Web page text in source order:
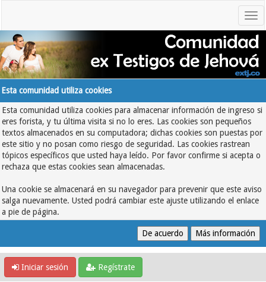
Esta comunidad utiliza cookies
Esta comunidad utiliza cookies para almacenar información de ingreso si
eres forista, y tu última visita si no lo eres. Las cookies son pequeños
textos almacenados en su computadora; dichas cookies son puestas por
este sitio y no posan como riesgo de seguridad. Las cookies rastrean
tópicos específicos que usted haya leído. Por favor confirme si acepta o
rechaza que estas cookies sean almacenadas.
Una cookie se almacenará en su navegador para prevenir que este aviso
salga nuevamente. Usted podrá cambiar este ajuste utilizando el enlace
a pie de página.
Iniciar sesión Regístrate